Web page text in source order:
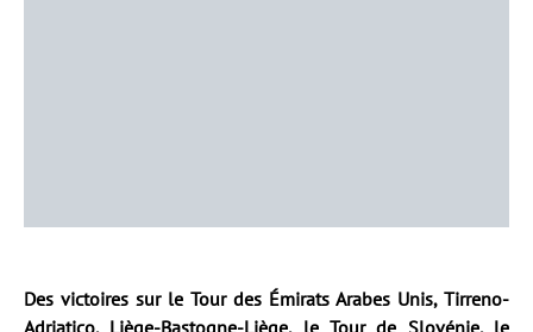
Des victoires sur le Tour des Émirats Arabes Unis, Tirreno-
Adriatico, Liège-Bastogne-Liège, le Tour de Slovénie, le